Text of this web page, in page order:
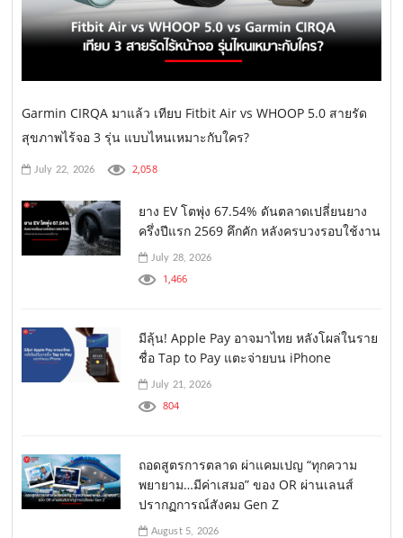
Garmin CIRQA มาแล้ว เทียบ Fitbit Air vs WHOOP 5.0 สายรัด
สุขภาพไร้จอ 3 รุ่น แบบไหนเหมาะกับใคร?
July 22, 2026 2,058
ยาง EV โตพุ่ง 67.54% ดันตลาดเปลี่ยนยาง
ครึ่งปีแรก 2569 คึกคัก หลังครบวงรอบใช้งาน
July 28, 2026
1,466
มีลุ้น! Apple Pay อาจมาไทย หลังโผล่ในราย
ชื่อ Tap to Pay แตะจ่ายบน iPhone
July 21, 2026
804
ถอดสูตรการตลาด ผ่าแคมเปญ “ทุกความ
พยายาม…มีค่าเสมอ” ของ OR ผ่านเลนส์
ปรากฏการณ์สังคม Gen Z
August 5, 2026